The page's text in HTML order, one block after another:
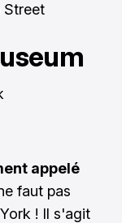
Street
appelé
faut pas
! Il s'agit